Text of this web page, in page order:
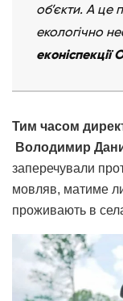
об’єкти. А це
екологічно
Тим часом
Володимир
заперечували
мовляв, матиме
проживають в